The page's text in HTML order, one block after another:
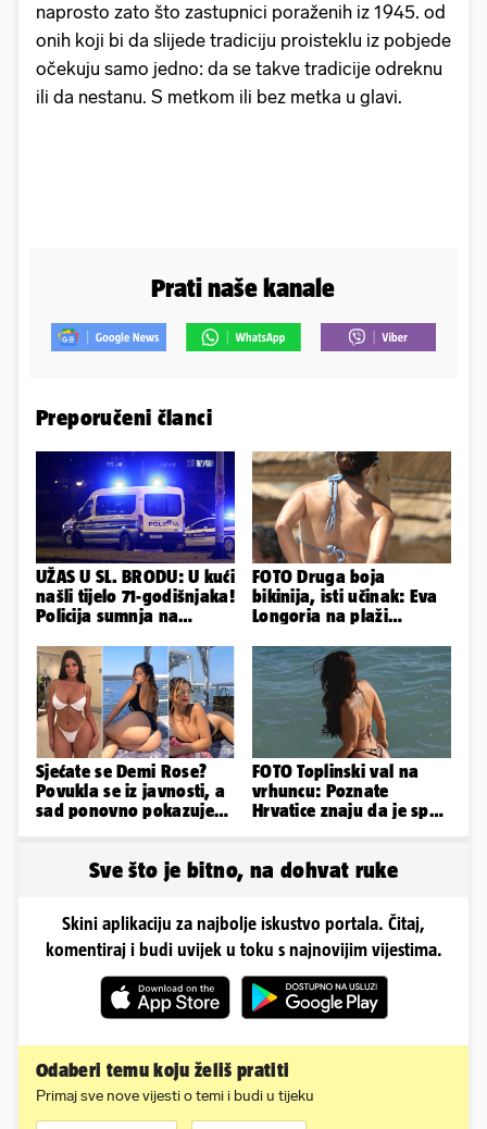
naprosto zato što zastupnici poraženih iz 1945. od
onih koji bi da slijede tradiciju proisteklu iz pobjede
očekuju samo jedno: da se takve tradicije odreknu
ili da nestanu. S metkom ili bez metka u glavi.
Prati naše kanale
Preporučeni članci
UŽAS U SL. BRODU: U kući
našli tijelo 71-godišnjaka!
Policija sumnja na
FOTO Druga boja
bikinija, isti učinak: Eva
Longoria na plaži
obline
Sjećate se Demi Rose?
Povukla se iz javnosti, a
sad ponovno pokazuje
FOTO Toplinski val na
vrhuncu: Poznate
Hrvatice znaju da je spas
Sve što je bitno, na dohvat ruke
Skini aplikaciju za najbolje iskustvo portala. Čitaj,
komentiraj i budi uvijek u toku s najnovijim vijestima.
Odaberi temu koju želiš pratiti
Primaj sve nove vijesti o temi i budi u tijeku